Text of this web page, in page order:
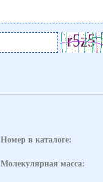
Номер в каталоге:
Молекулярная масса: